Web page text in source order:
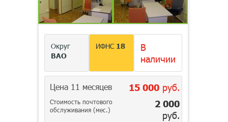
Округ
ВАО
ИФНС 18
В
наличии
Цена 11 месяцев 15 000руб.
Стоимость почтового
обслуживания (мес.)
2 000
руб.